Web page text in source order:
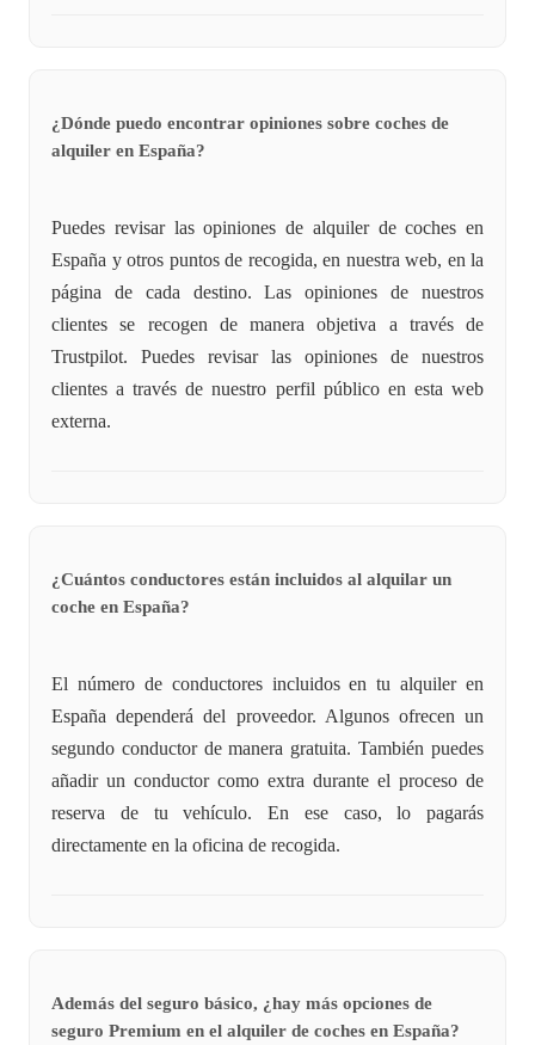
¿Dónde puedo encontrar opiniones sobre coches de
alquiler en España?
Puedes revisar las opiniones de alquiler de coches en
España y otros puntos de recogida, en nuestra web, en la
página de cada destino. Las opiniones de nuestros
clientes se recogen de manera objetiva a través de
Trustpilot. Puedes revisar las opiniones de nuestros
clientes a través de nuestro perfil público en esta web
externa.
¿Cuántos conductores están incluidos al alquilar un
coche en España?
El número de conductores incluidos en tu alquiler en
España dependerá del proveedor. Algunos ofrecen un
segundo conductor de manera gratuita. También puedes
añadir un conductor como extra durante el proceso de
reserva de tu vehículo. En ese caso, lo pagarás
directamente en la oficina de recogida.
Además del seguro básico, ¿hay más opciones de
seguro Premium en el alquiler de coches en España?